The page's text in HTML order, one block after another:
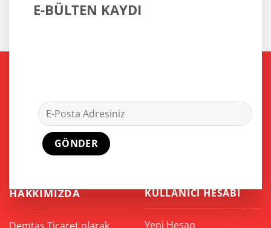
E-BÜLTEN KAYDI
HAKKIMIZDA KULLANICI HESABI
Yeni Hesap